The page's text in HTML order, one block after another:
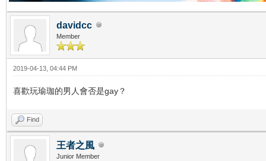
davidcc
Member
2019-04-13, 04:44 PM
喜歡玩瑜珈的男人會否是gay？
Find
王者之風
Junior Member